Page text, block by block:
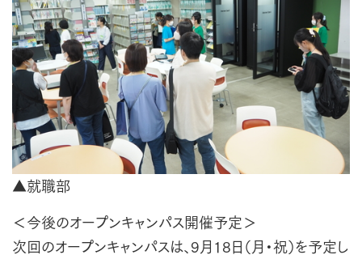
▲就職部
＜今後のオープンキャンパス開催予定＞
次回のオープンキャンパスは、9月18日（月・祝）を予定し